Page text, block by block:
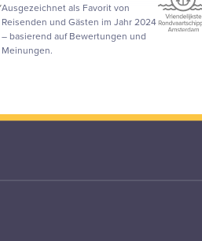
Ausgezeichnet als Favorit von
Reisenden und Gästen im Jahr 2024
– basierend auf Bewertungen und
Meinungen.